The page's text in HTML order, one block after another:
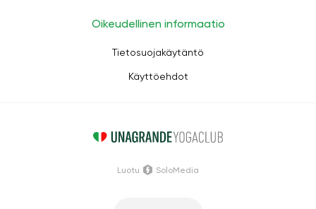
Oikeudellinen informaatio
Tietosuojakäytäntö
Käyttöehdot
Luotu SoloMedia